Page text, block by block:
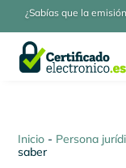
¿Sabías que la
Inicio - Persona
saber